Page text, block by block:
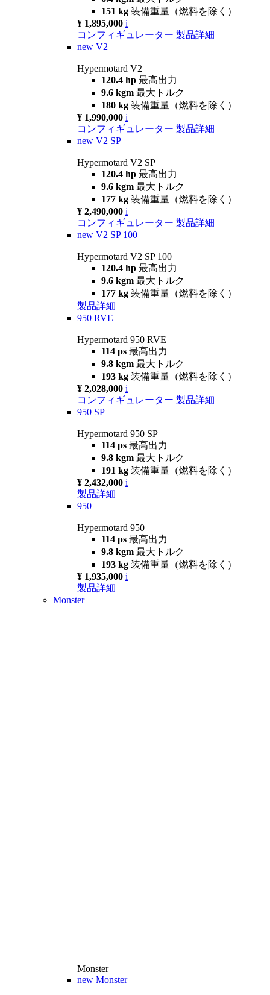
151 kg 装備重量（燃料を除く）
¥ 1,895,000 i
コンフィギュレーター 製品詳細
new V2
Hypermotard V2
120.4 hp 最高出力
9.6 kgm 最大トルク
180 kg 装備重量（燃料を除く）
¥ 1,990,000 i
コンフィギュレーター 製品詳細
new V2 SP
Hypermotard V2 SP
120.4 hp 最高出力
9.6 kgm 最大トルク
177 kg 装備重量（燃料を除く）
¥ 2,490,000 i
コンフィギュレーター 製品詳細
new V2 SP 100
Hypermotard V2 SP 100
120.4 hp 最高出力
9.6 kgm 最大トルク
177 kg 装備重量（燃料を除く）
製品詳細
950 RVE
Hypermotard 950 RVE
114 ps 最高出力
9.8 kgm 最大トルク
193 kg 装備重量（燃料を除く）
¥ 2,028,000 i
コンフィギュレーター 製品詳細
950 SP
Hypermotard 950 SP
114 ps 最高出力
9.8 kgm 最大トルク
191 kg 装備重量（燃料を除く）
¥ 2,432,000 i
製品詳細
950
Hypermotard 950
114 ps 最高出力
9.8 kgm 最大トルク
193 kg 装備重量（燃料を除く）
¥ 1,935,000 i
製品詳細
Monster
Monster
new Monster